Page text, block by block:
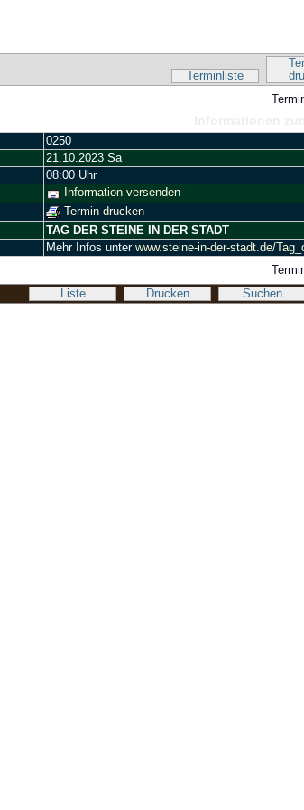
Terminliste
0250
21.10.2023 Sa
08:00 Uhr
Information versenden
Termin drucken
TAG DER STEINE IN DER STADT
Mehr Infos unter www.steine-in-der-stadt.de/
Liste
Drucken Suchen